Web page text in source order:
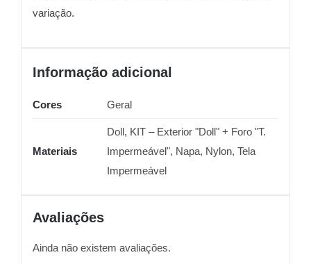
variação.
Informação adicional
Cores Geral
Materiais
Doll, KIT – Exterior "Doll" + Foro "T.
Impermeável", Napa, Nylon, Tela
Impermeável
Avaliações
Ainda não existem avaliações.